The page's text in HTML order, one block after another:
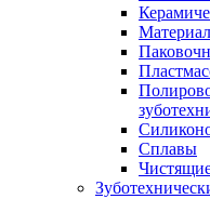
Сплавы